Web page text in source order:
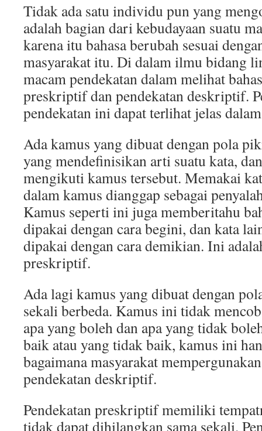
Tidak ada satu individu pun yang
adalah bagian dari kebudayaan suatu
karena itu bahasa berubah sesuai
masyarakat itu. Di dalam ilmu bidang
macam pendekatan dalam melihat
preskriptif dan pendekatan deskriptif.
pendekatan ini dapat terlihat jelas
Ada kamus yang dibuat dengan pola
yang mendefinisikan arti suatu kata,
mengikuti kamus tersebut. Memakai
dalam kamus dianggap sebagai
Kamus seperti ini juga memberitahu
dipakai dengan cara begini, dan kata
dipakai dengan cara demikian. Ini
preskriptif.
Ada lagi kamus yang dibuat dengan
sekali berbeda. Kamus ini tidak
apa yang boleh dan apa yang tidak
baik atau yang tidak baik, kamus ini
bagaimana masyarakat
pendekatan deskriptif.
Pendekatan preskriptif memiliki
tidak dapat dihilangkan sama sekali.